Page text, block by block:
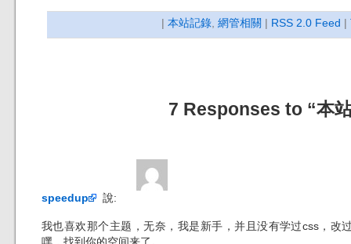
| 本站記錄 網管相關 | RSS 2.0 Feed |
7 Responses to “本
speedup 說:
我也喜欢那个主题，无奈，我是新手，并且没有学过css，改
嘿，找到你的空间来了。